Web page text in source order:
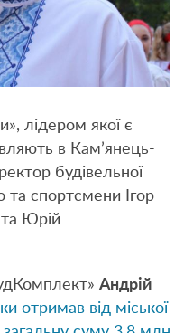
лідером якої є
в Кам’янець-
будівельної
та спортсмени Ігор
та Юрій
Андрій
отримав від міської